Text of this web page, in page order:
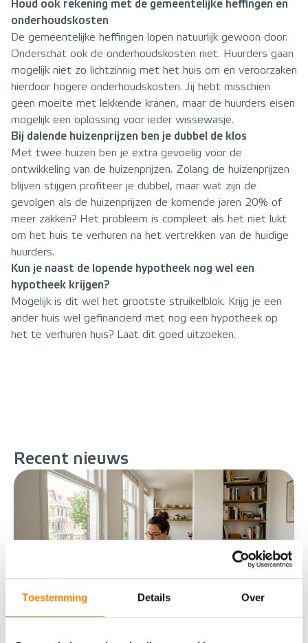
Toestemming Details Over
Houd ook rekening met de gemeentelijke heffingen en
onderhoudskosten
De gemeentelijke heffingen lopen natuurlijk gewoon door.
Onderschat ook de onderhoudskosten niet. Huurders gaan
mogelijk niet zo lichtzinnig met het huis om en veroorzaken
hierdoor hogere onderhoudskosten. Jij hebt misschien
geen moeite met lekkende kranen, maar de huurders eisen
mogelijk een oplossing voor ieder wissewasje.
Bij dalende huizenprijzen ben je dubbel de klos
Met twee huizen ben je extra gevoelig voor de
ontwikkeling van de huizenprijzen. Zolang de huizenprijzen
blijven stijgen profiteer je dubbel, maar wat zijn de
gevolgen als de huizenprijzen de komende jaren 20% of
meer zakken? Het probleem is compleet als het niet lukt
om het huis te verhuren na het vertrekken van de huidige
huurders.
Kun je naast de lopende hypotheek nog wel een
hypotheek krijgen?
Mogelijk is dit wel het grootste struikelblok. Krijg je een
ander huis wel gefinancierd met nog een hypotheek op
het te verhuren huis? Laat dit goed uitzoeken.
Recent nieuws